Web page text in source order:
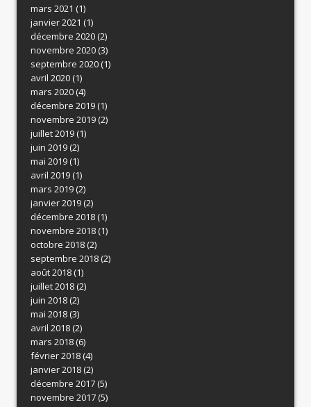
mars 2021 (1)
janvier 2021 (1)
décembre 2020(2)
novembre 2020(3)
septembre 2020(1)
avril 2020(1)
mars 2020(4)
décembre 2019(1)
novembre 2019(2)
juillet 2019(1)
juin 2019(2)
mai 2019(1)
avril 2019(1)
mars 2019(2)
janvier 2019(2)
décembre 2018(1)
novembre 2018(1)
octobre 2018(2)
septembre 2018(2)
août 2018(1)
juillet 2018(2)
juin 2018(2)
mai 2018(3)
avril 2018(2)
mars 2018(6)
février 2018(4)
janvier 2018(2)
décembre 2017(5)
novembre 2017(5)